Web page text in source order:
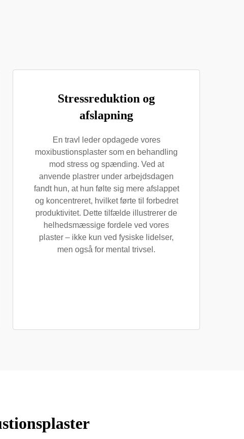
Stressreduktion og
afslapning
En travl leder opdagede vores
moxibustionsplaster som en behandling
mod stress og spænding. Ved at
anvende plastrer under arbejdsdagen
fandt hun, at hun følte sig mere afslappet
og koncentreret, hvilket førte til forbedret
produktivitet. Dette tilfælde illustrerer de
helhedsmæssige fordele ved vores
plaster – ikke kun ved fysiske lidelser,
men også for mental trivsel.